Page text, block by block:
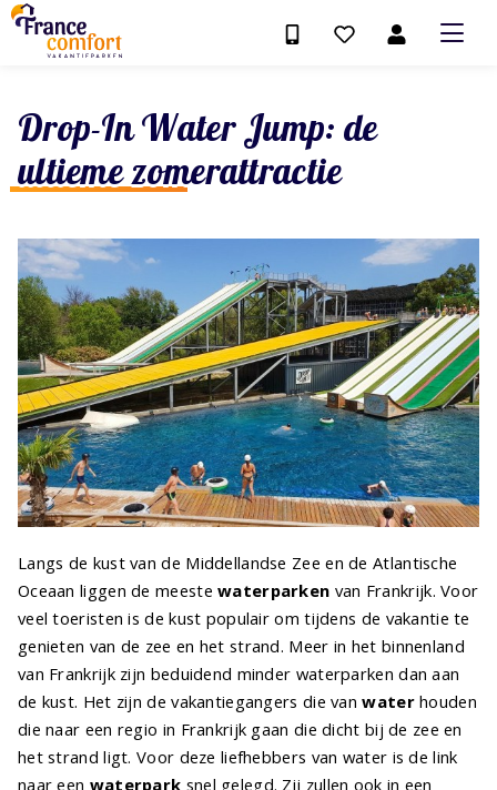
Drop-In Water Jump: de
ultieme zomerattractie
Langs de kust van de Middellandse Zee en de Atlantische
Oceaan liggen de meestewaterparken van Frankrijk. Voor
veel toeristen is de kust populair om tijdens de vakantie te
genieten van de zee en het strand. Meer in het binnenland
van Frankrijk zijn beduidend minder waterparken dan aan
de kust. Het zijn de vakantiegangers die vanwaterhouden
die naar een regio in Frankrijk gaan die dicht bij de zee en
het strand ligt. Voor deze liefhebbers van water is de link
naar een waterpark snel gelegd. Zij zullen ook in een